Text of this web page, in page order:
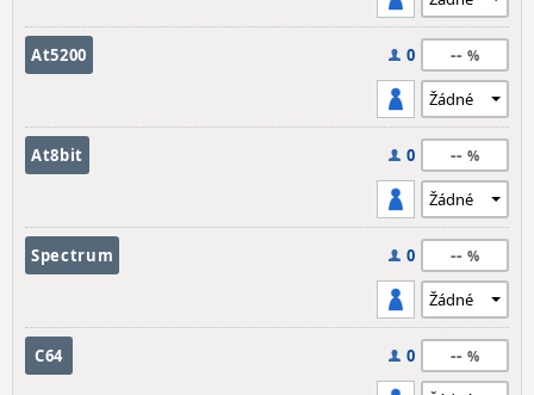
At5200 0 --
At8bit 0 --
Spectrum 0 --
C64 0 --